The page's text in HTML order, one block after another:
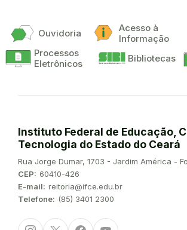
Ouvidoria
Acesso à
Informação
Processos
Eletrônicos
Bibliotecas
Instituto Federal de Educação,
Tecnologia do Estado do Ceará
Endereço:
Rua Jorge Dumar, 1703 - Jardim América -
CEP: 60410-426
E-mail: reitoria@ifce.edu.br
Telefone: (85) 3401 2300
InstagramTwitter/XFacebookYoutube